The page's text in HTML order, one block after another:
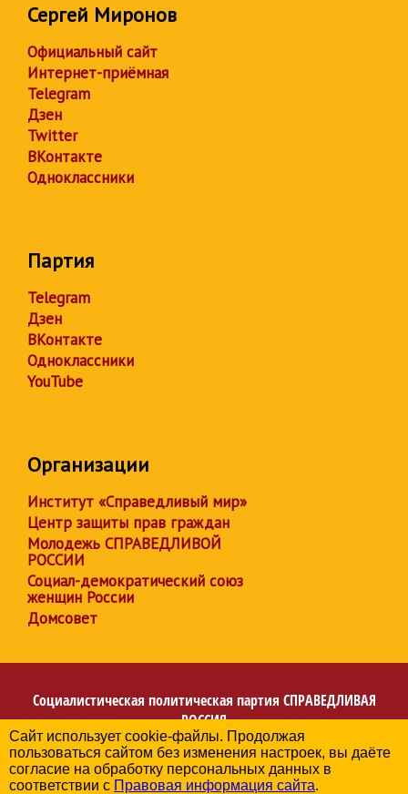
Сергей Миронов
Официальный сайт
Интернет-приёмная
Telegram
Дзен
Twitter
ВКонтакте
Одноклассники
Партия
Telegram
Дзен
ВКонтакте
Одноклассники
YouTube
Организации
Институт «Справедливый мир»
Центр защиты прав граждан
Молодежь СПРАВЕДЛИВОЙ
РОССИИ
Социал-демократический союз
женщин России
Домсовет
Социалистическая политическая партия СПРАВЕДЛИВАЯ
РОССИЯ
Региональное отделение партии в Кемеровской области
– Кузбассе
© 2006-2026
Сайт использует cookie-файлы. Продолжая
пользоваться сайтом без изменения настроек, вы даёте
согласие на обработку персональных данных в
соответствии с Правовая информация сайта.